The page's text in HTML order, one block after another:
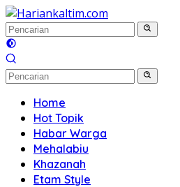
Langsung
ke
konten
Home
Hot Topik
Habar Warga
Mehalabiu
Khazanah
Etam Style